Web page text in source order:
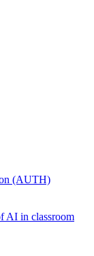
(AUTH)
AI in classroom